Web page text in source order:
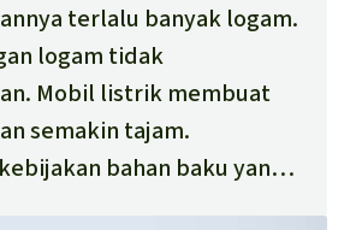
terlalu banyak logam.
logam tidak
Mobil listrik membuat
semakin tajam.
bahan baku yang